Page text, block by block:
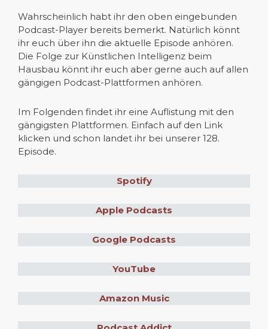
Wahrscheinlich habt ihr den oben eingebunden
Podcast-Player bereits bemerkt. Natürlich könnt
ihr euch über ihn die aktuelle Episode anhören.
Die Folge zur Künstlichen Intelligenz beim
Hausbau könnt ihr euch aber gerne auch auf allen
gängigen Podcast-Plattformen anhören.
Im Folgenden findet ihr eine Auflistung mit den
gängigsten Plattformen. Einfach auf den Link
klicken und schon landet ihr bei unserer 128.
Episode.
Spotify
Apple Podcasts
Google Podcasts
YouTube
Amazon Music